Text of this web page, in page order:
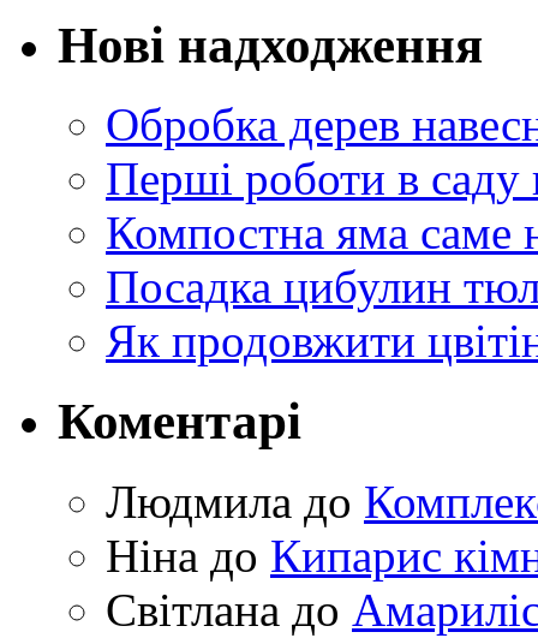
Нові надходження
Обробка дерев
Перші роботи в саду
Компостна яма саме
Посадка цибулин
Як продовжити
Коментарі
Людмила до
Ніна до Кипарис
Світлана до